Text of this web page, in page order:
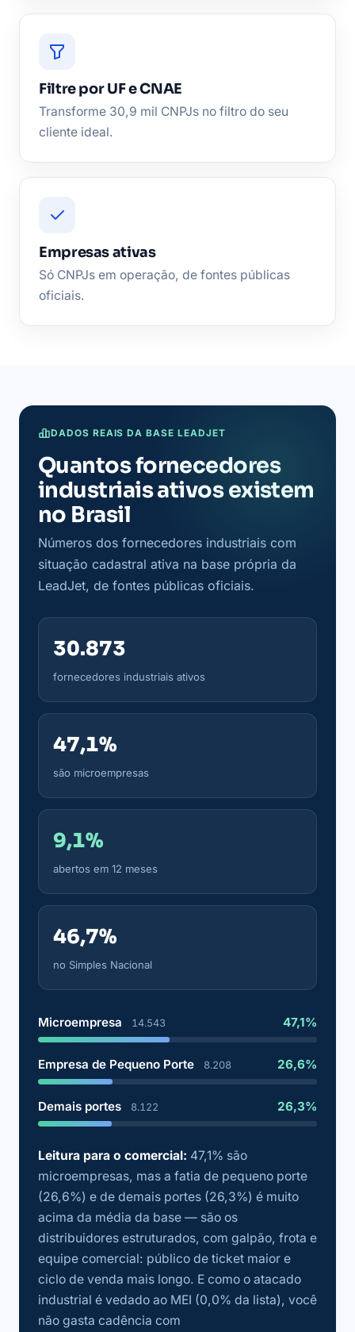
Filtre por UF e CNAE
Transforme 30,9 mil CNPJs no filtro do seu
cliente ideal.
Empresas ativas
Só CNPJs em operação, de fontes públicas
oficiais.
DADOS REAIS DA BASE LEADJET
Quantos fornecedores
industriais ativos existem
no Brasil
Números dos fornecedores industriais com
situação cadastral ativa na base própria da
LeadJet, de fontes públicas oficiais.
30.873
fornecedores industriais ativos
47,1%
são microempresas
9,1%
abertos em 12 meses
46,7%
no Simples Nacional
Microempresa 14.543 47,1%
Empresa de Pequeno Porte 8.208 26,6%
Demais portes 8.122 26,3%
Leitura para o comercial: 47,1% são
microempresas, mas a fatia de pequeno porte
(26,6%) e de demais portes (26,3%) é muito
acima da média da base — são os
distribuidores estruturados, com galpão, frota e
equipe comercial: público de ticket maior e
ciclo de venda mais longo. E como o atacado
industrial é vedado ao MEI (0,0% da lista), você
não gasta cadência com